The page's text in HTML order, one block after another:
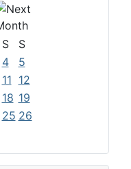
S
S
4
5
11 12
18 19
25 26